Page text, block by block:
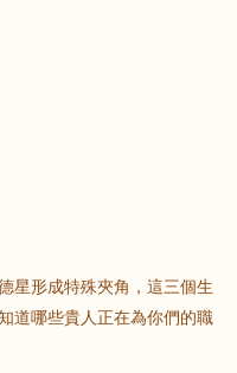
星形成特殊夾角，這三個生
道哪些貴人正在為你們的職